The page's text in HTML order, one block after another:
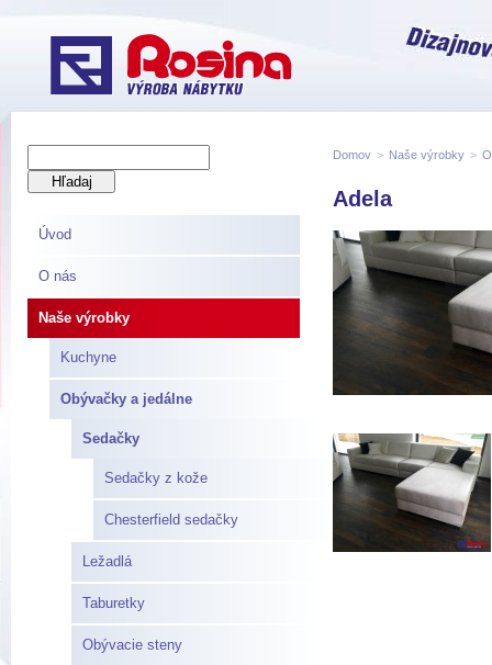
Úvod
O nás
Naše výrobky
Kuchyne
Obývačky a jedálne
Sedačky
Sedačky z kože
Chesterfield sedačky
Ležadlá
Taburetky
Obývacie steny
Domov > Naše výrobky >
Adela